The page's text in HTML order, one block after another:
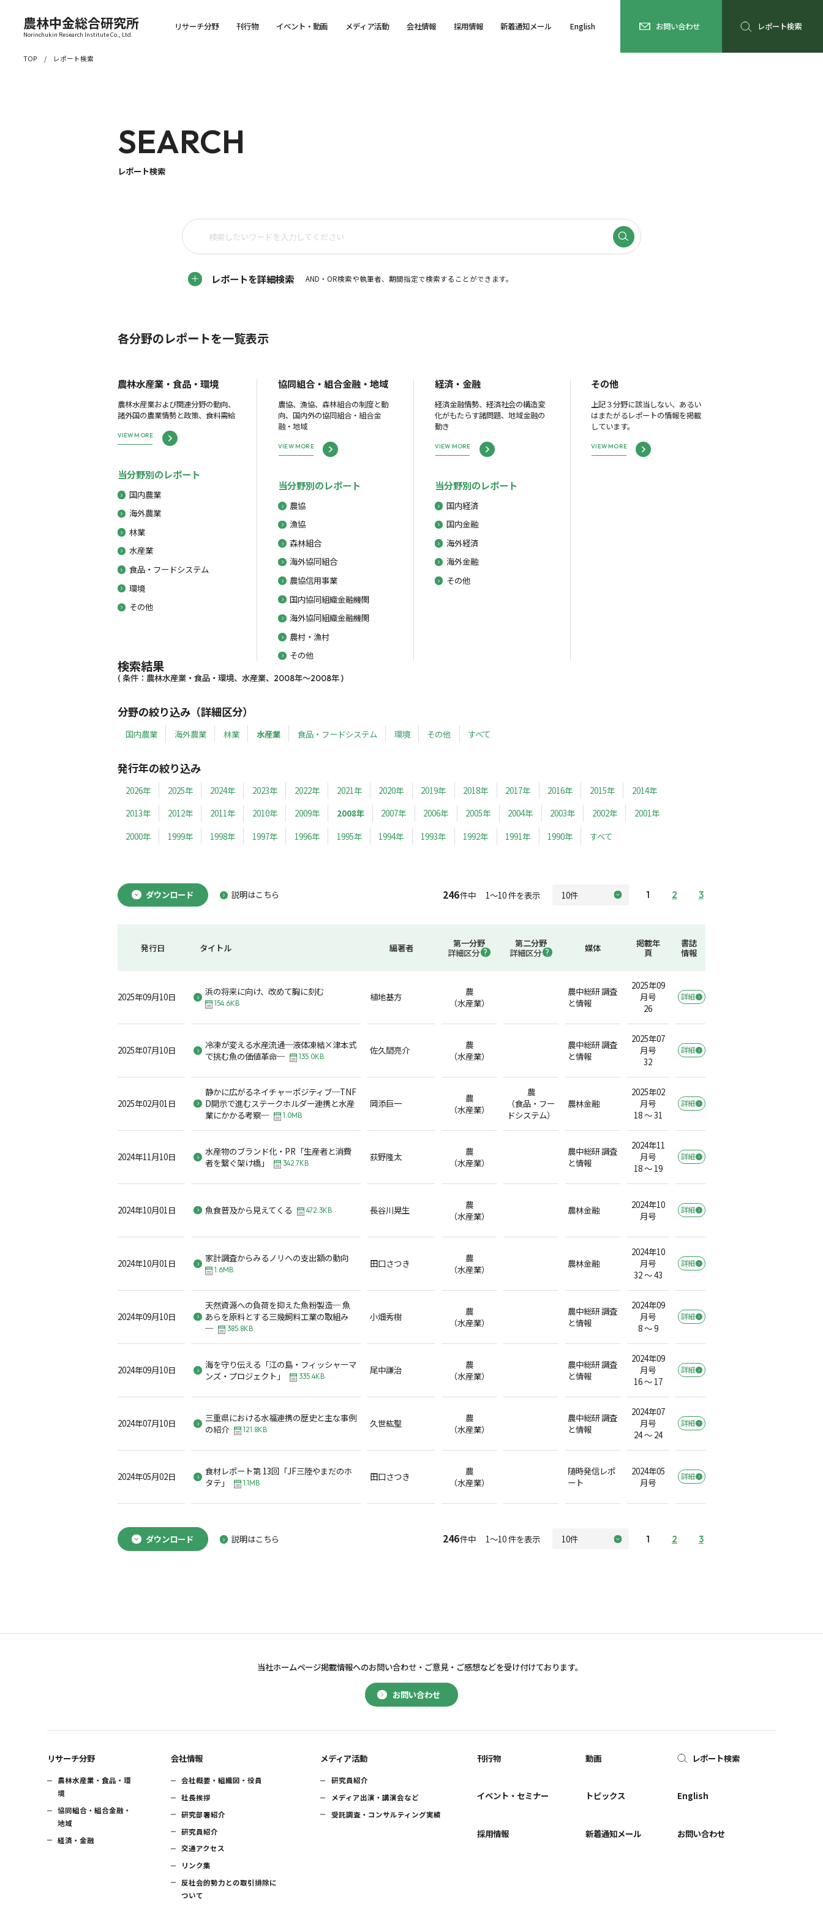
農林中金総合研究所
Norinchukin Research Institute Co., Ltd.
リサーチ分野 刊行物 イベント・動画 メディア活動 会社情報 採用情報 新着通知メール English お問い合わせ レポート検索
TOP レポート検索
SEARCH
レポート検索
レポートを詳細検索 AND・OR検索や執筆者、期間指定で検索することができます。
各分野のレポートを一覧表示
農林水産業・食品・環境
農林水産業および関連分野の動向、
諸外国の農業情勢と政策、食料需給
VIEW MORE
当分野別のレポート
国内農業
海外農業
林業
水産業
食品・フードシステム
環境
その他
協同組合・組合金融・地域
農協、漁協、森林組合の制度と動
向、国内外の協同組合・組合金
融・地域
VIEW MORE
当分野別のレポート
農協
漁協
森林組合
海外協同組合
農協信用事業
国内協同組織金融機関
海外協同組織金融機関
農村・漁村
その他
経済・金融
経済金融情勢、経済社会の構造変
化がもたらす諸問題、地域金融の
動き
VIEW MORE
当分野別のレポート
国内経済
国内金融
海外経済
海外金融
その他
その他
上記３分野に該当しない、あるい
はまたがるレポートの情報を掲載
しています。
VIEW MORE
検索結果
( 条件：農林水産業・食品・環境、水産業、2008年～2008年 )
分野の絞り込み（詳細区分）
国内農業 海外農業 林業 水産業 食品・フードシステム 環境 その他 すべて
発行年の絞り込み
2026年 2025年 2024年 2023年 2022年 2021年 2020年 2019年 2018年 2017年 2016年 2015年
2014年
2013年
2012年 2011年 2010年 2009年 2008年 2007年 2006年 2005年 2004年 2003年 2002年
2001年
2000年
1999年 1998年 1997年 1996年 1995年 1994年 1993年 1992年 1991年 1990年 すべて
ダウンロード 説明はこちら 246件中 1～10 件を表示 1 2 3
発行日 タイトル 編著者
第一分野
詳細区分
第二分野
詳細区分
媒体
掲載年
頁
書誌
情報
2025年09月10日 浜の将来に向け、改めて胸に刻む
154.6KB
植地基方
農
（水産業）
農中総研 調査
と情報
2025年09
月号
26
詳細
2025年07月10日
冷凍が変える水産流通─液体凍結×津本式
で挑む魚の価値革命─
135.0KB
佐久間亮介
農
（水産業）
農中総研 調査
と情報
2025年07
月号
32
詳細
2025年02月01日
静かに広がるネイチャーポジティブ─TNF
D開示で進むステークホルダー連携と水産
業にかかる考察─
1.0MB
岡添巨一
農
（水産業）
農
（食品・フー
ドシステム）
農林金融
2025年02
月号
18 ～ 31
詳細
2024年11月10日
水産物のブランド化・PR「生産者と消費
者を繋ぐ架け橋」
342.7KB
荻野隆太
農
（水産業）
農中総研 調査
と情報
2024年11
月号
18 ～ 19
詳細
2024年10月01日 魚食普及から見えてくる 472.3KB 長谷川晃生
農
（水産業）
農林金融
2024年10
月号
詳細
2024年10月01日 家計調査からみるノリへの支出額の動向
1.6MB
田口さつき
農
（水産業）
農林金融
2024年10
月号
32 ～ 43
詳細
2024年09月10日
天然資源への負荷を抑えた魚粉製造─ 魚
あらを原料とする三幾飼料工業の取組み
─
385.8KB
小畑秀樹
農
（水産業）
農中総研 調査
と情報
2024年09
月号
8 ～ 9
詳細
2024年09月10日
海を守り伝える「江の島・フィッシャーマ
ンズ・プロジェクト」
335.4KB
尾中謙治
農
（水産業）
農中総研 調査
と情報
2024年09
月号
16 ～ 17
詳細
2024年07月10日
三重県における水福連携の歴史と主な事例
の紹介
121.8KB
久世紘聖
農
（水産業）
農中総研 調査
と情報
2024年07
月号
24 ～ 24
詳細
2024年05月02日
食材レポート第 13回「JF三陸やまだのホ
タテ」
1.1MB
田口さつき
農
（水産業）
随時発信レポ
ート
2024年05
月号
詳細
ダウンロード 説明はこちら 246件中 1～10 件を表示 1 2 3
お問い合わせ
当社ホームページ掲載情報へのお問い合わせ・ ご意見・ご感想などを受け付けております。
リサーチ分野
農林水産業・食品・環
境
協同組合・組合金融・
地域
経済・金融
会社情報
会社概要・組織図・役員
社長挨拶
研究部署紹介
研究員紹介
交通アクセス
リンク集
反社会的勢力との取引排除に
ついて
メディア活動
研究員紹介
メディア出演・講演会など
受託調査・コンサルティング実績
刊行物
イベント・セミナー
採用情報
動画
トピックス
新着通知メール
レポート検索
English
お問い合わせ